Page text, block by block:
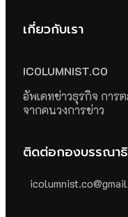
เกี่ยวกับเรา
ICOLUMNIST.CO
อัพเดทข่าวธุรกิจ การ
จากคนวงการข่าว
ติดต่อกองบรรณาธิ